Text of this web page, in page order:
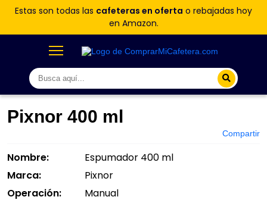
Estas son todas las cafeteras en oferta o rebajadas hoy
en Amazon.
Pixnor 400 ml
Compartir
Nombre:
Espumador 400 ml
Marca:
Pixnor
Operación:
Manual